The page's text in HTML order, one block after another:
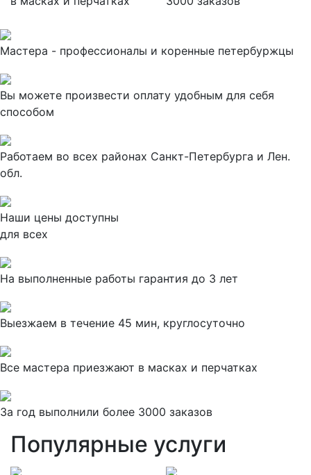
Мастера - профессионалы и коренные петербуржцы
Вы можете произвести оплату удобным для себя
способом
Работаем во всех районах Санкт-Петербурга и Лен.
обл.
Наши цены доступны
для всех
На выполненные работы гарантия до 3 лет
Выезжаем в течение 45 мин, круглосуточно
Все мастера приезжают в масках и перчатках
За год выполнили более 3000 заказов
Популярные услуги